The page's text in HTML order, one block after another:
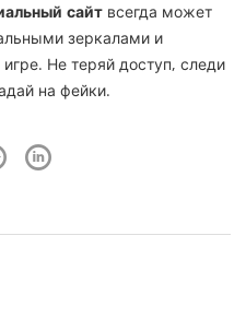
сайт всегда может
зеркалами и
Не теряй доступ, следи
на фейки.